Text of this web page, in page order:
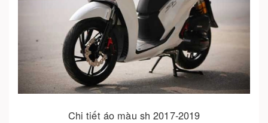
Chi tiết áo màu sh 2017-2019
Cho vào giỏ hàng